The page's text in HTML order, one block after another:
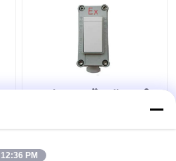
86 ประเภท ป้องกันระเบิด
12:36 PM